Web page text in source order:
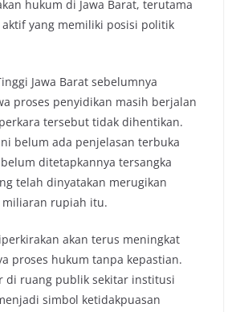
hukum di Jawa Barat, terutama
yang memiliki posisi politik
Jawa Barat sebelumnya
proses penyidikan masih berjalan
tersebut tidak dihentikan.
belum ada penjelasan terbuka
ditetapkannya tersangka
telah dinyatakan merugikan
miliaran rupiah itu.
akan terus meningkat
proses hukum tanpa kepastian.
di ruang publik sekitar institusi
simbol ketidakpuasan